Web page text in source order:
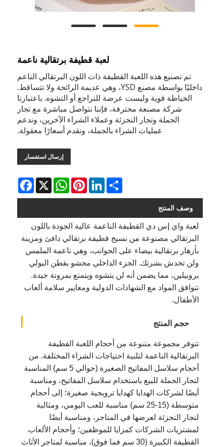
لعبة قطيفة برتقالية ناعمة
تم تصنيع هذه اللعبة القطيفة ذات اللون البرتقالي الناعم
داخليًا بواسطة مصنع YSD، وهي عديمة الرائحة ولا تتساقط.
الخياطة قوية وليست عرضة للتراجع أو التشوه. باعتبارنا
شركة مصنعة محترفة، فإننا نتواصل مباشرة مع تجار
الجملة وتجار التجزئة وعملاء الشراء الآخرين، وندعم
عمليات الشراء بالجملة، ونقدم أسعارًا معقولة.
إرسال استفسار
Facebook X
WhatsAppPinterestLinkedInShare
وصف المنتج
لعبة واي إس دي القطيفة الناعمة عالية الجودة باللون
البرتقالي مصنوعة من نسيج قطيفة برتقالي دافئ ومزينة
بأزهار برتقالية بيضاء على الجوانب، وهي ناعمة الملمس
ولن تخدش بشرتك. الجزء الداخلي محشو بقطن البولي
بروبيلين، مما يضمن أنه لن يتشوه ويتمتع بمرونة جيدة.
تتوافق المواد مع الشهادات الدولية ومعايير سلامة ألعاب
الأطفال.
حجم المنتج
تتوفر مجموعة متنوعة من أحجام اللعبة القطيفة
البرتقالية الناعمة لتلبية احتياجات الشراء المختلفة. من
أحجام سلاسل المفاتيح الصغيرة (حوالي 5 سم) المناسبة
لتجار الجملة للبيع باستخدام سلاسل المفاتيح، ومناسبة
أيضًا لشركات الهدايا كهدايا ترويجية صغيرة؛ إلى أحجام
متوسطة (15-25 سم) مناسبة للعب اليومي، ومثالية
لتجار التجزئة لعرضها في المتاجر، ومناسبة أيضًا
لمشتريات الشركات كمزايا للموظفين؛ وأحجام الألعاب
القطيفة الكبيرة (30 سم فما فوق)، مناسبة لمتاجر الأثاث